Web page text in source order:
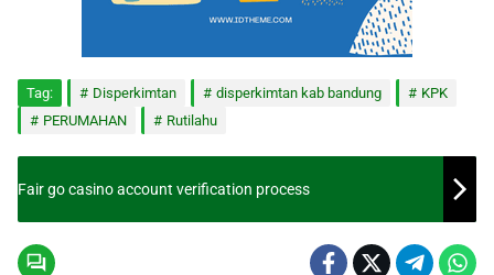
Tag: Disperkimtan disperkimtan kab bandung
KPK
PERUMAHAN
Rutilahu
Fair go casino account verification process